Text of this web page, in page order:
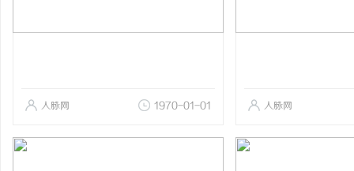
人脉网 1970-01-01 人脉网